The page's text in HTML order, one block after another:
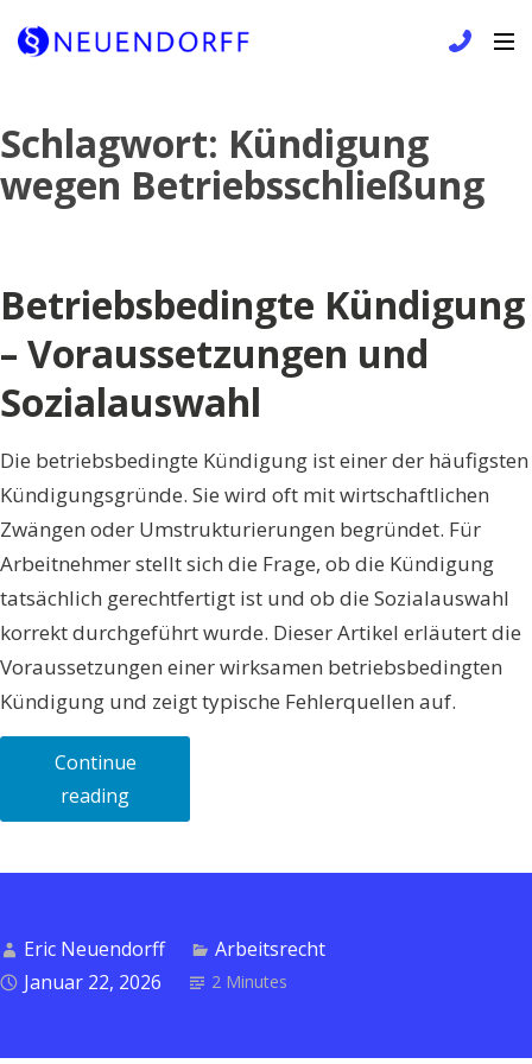
to
content
Schlagwort: Kündigung
wegen Betriebsschließung
Betriebsbedingte Kündigung
– Voraussetzungen und
Sozialauswahl
Die betriebsbedingte Kündigung ist einer der häufigsten
Kündigungsgründe. Sie wird oft mit wirtschaftlichen
Zwängen oder Umstrukturierungen begründet. Für
Arbeitnehmer stellt sich die Frage, ob die Kündigung
tatsächlich gerechtfertigt ist und ob die Sozialauswahl
korrekt durchgeführt wurde. Dieser Artikel erläutert die
Voraussetzungen einer wirksamen betriebsbedingten
Kündigung und zeigt typische Fehlerquellen auf.
Continue
reading„Betriebsbedingte
Kündigung
Sozialauswahl“
Eric Neuendorff
Arbeitsrecht
Januar 22, 2026
2 Minutes